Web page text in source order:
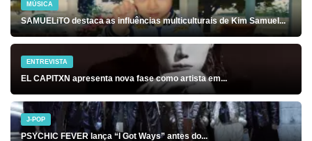
MÚSICA
SAMUELiTO destaca as influências multiculturais de Kim Samuel...
ENTREVISTA
EL CAPITXN apresenta nova fase como artista em...
J-POP
PSYCHIC FEVER lança “I Got Ways” antes do...